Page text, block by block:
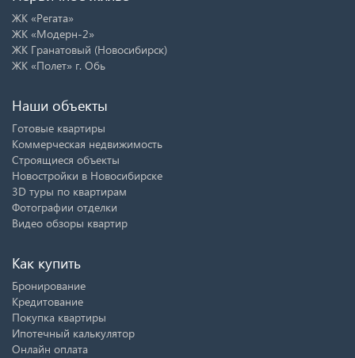
ЖК «Регата»
ЖК «Модерн-2»
ЖК Гранатовый (Новосибирск)
ЖК «Полет» г. Обь
Наши объекты
Готовые квартиры
Коммерческая недвижимость
Строящиеся объекты
Новостройки в Новосибирске
3D туры по квартирам
Фотографии отделки
Видео обзоры квартир
Как купить
Бронирование
Кредитование
Покупка квартиры
Ипотечный калькулятор
Онлайн оплата